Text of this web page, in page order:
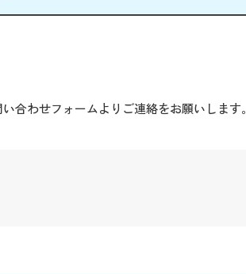
合わせフォームよりご連絡をお願いします。